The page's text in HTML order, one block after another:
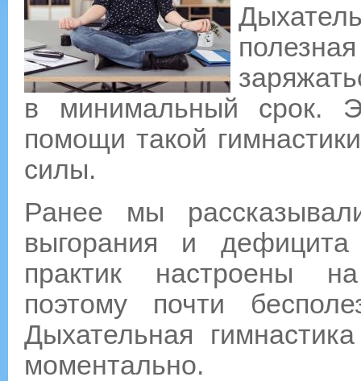
в минимальный срок.
помощи такой
силы.
Ранее мы
выгорания и дефицита
практик настроены
поэтому почти
Дыхательная
моментально.